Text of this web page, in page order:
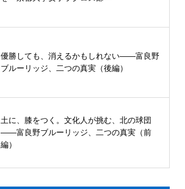
優勝しても、消えるかもしれない――富良野
ブルーリッジ、二つの真実（後編）
土に、膝をつく。文化人が挑む、北の球団
――富良野ブルーリッジ、二つの真実（前
編）